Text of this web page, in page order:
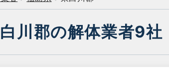
川郡の解体業者9社